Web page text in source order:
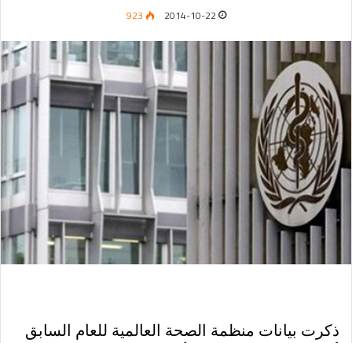
2014-10-22
923
ذكرت بيانات منظمة الصحة العالمية للعام السابق